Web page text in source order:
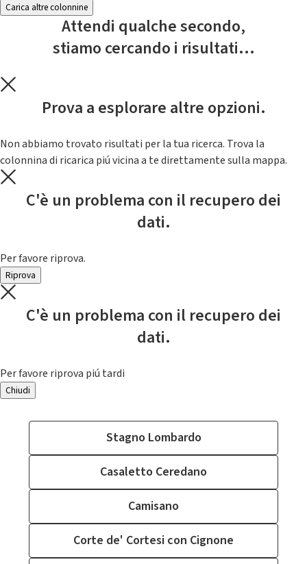
Carica altre colonnine
Attendi qualche secondo,
stiamo cercando i risultati...
Prova a esplorare altre opzioni.
Non abbiamo trovato risultati per la tua ricerca. Trova la
colonnina di ricarica piú vicina a te direttamente sulla mappa.
C'è un problema con il recupero dei
dati.
Per favore riprova.
Riprova
C'è un problema con il recupero dei
dati.
Per favore riprova piú tardi
Chiudi
Stagno Lombardo
Casaletto Ceredano
Camisano
Corte de' Cortesi con Cignone